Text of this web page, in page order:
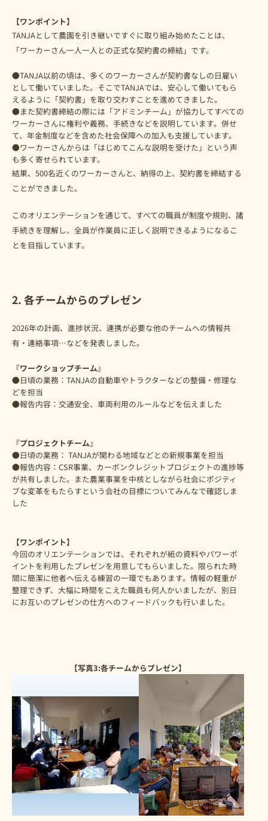
【ワンポイント】
TANJAとして農園を引き継いですぐに取り組み始めたことは、
「ワーカーさん一人一人との正式な契約書の締結」です。
●TANJA以前の頃は、多くのワーカーさんが契約書なしの日雇い
として働いていました。そこでTANJAでは、安心して働いてもら
えるように「契約書」を取り交わすことを進めてきました。
●また契約書締結の際には「アドミンチーム」が協力してすべての
ワーカーさんに権利や義務、手続きなどを説明しています。併せ
て、年金制度などを含めた社会保障への加入も支援しています。
●ワーカーさんからは「はじめてこんな説明を受けた」という声
も多く寄せられています。
結果、500名近くのワーカーさんと、納得の上、契約書を締結する
ことができました。
このオリエンテーションを通じて、すべての職員が制度や規則、諸
手続きを理解し、全員が作業員に正しく説明できるようになるこ
とを目指しています。
2. 各チームからのプレゼン
2026年の計画、進捗状況、連携が必要な他のチームへの情報共
有・連絡事項…などを発表しました。
『ワークショップチーム』
●日頃の業務：TANJAの自動車やトラクターなどの整備・修理な
どを担当
●報告内容：交通安全、車両利用のルールなどを伝えました
『プロジェクトチーム』
●日頃の業務： TANJAが関わる地域などとの新規事業を担当
●報告内容：CSR事業、カーボンクレジットプロジェクトの進捗等
が共有しました。また農業事業を中核としながら社会にポジティ
ブな変革をもたらすという会社の目標についてみんなで確認しま
した
【ワンポイント】
今回のオリエンテーションでは、それぞれが紙の資料やパワーポ
イントを利用したプレゼンを用意してもらいました。限られた時
間に簡潔に他者へ伝える練習の一環でもあります。情報の軽重が
整理できず、大幅に時間をこえた職員も何人かいましたが、別日
にお互いのプレゼンの仕方へのフィードバックも行いました。
【写真3:各チームからプレゼン】